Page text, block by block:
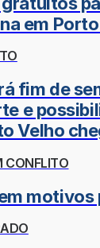
em
fim de
e
Velho
CONFLITO